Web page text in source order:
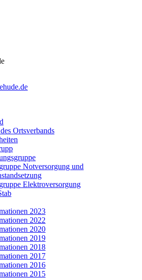
Ortsverbands
Notversorgung und
Elektroversorgung
2023
2022
2020
2019
2018
2017
2016
2015